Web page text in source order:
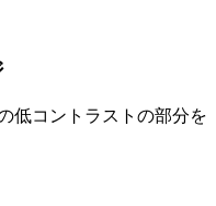
低コントラストの部分を